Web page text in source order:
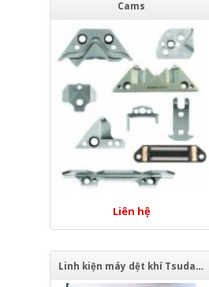
Cams
Liên hệ
Linh kiện máy dệt khí Tsudakoma